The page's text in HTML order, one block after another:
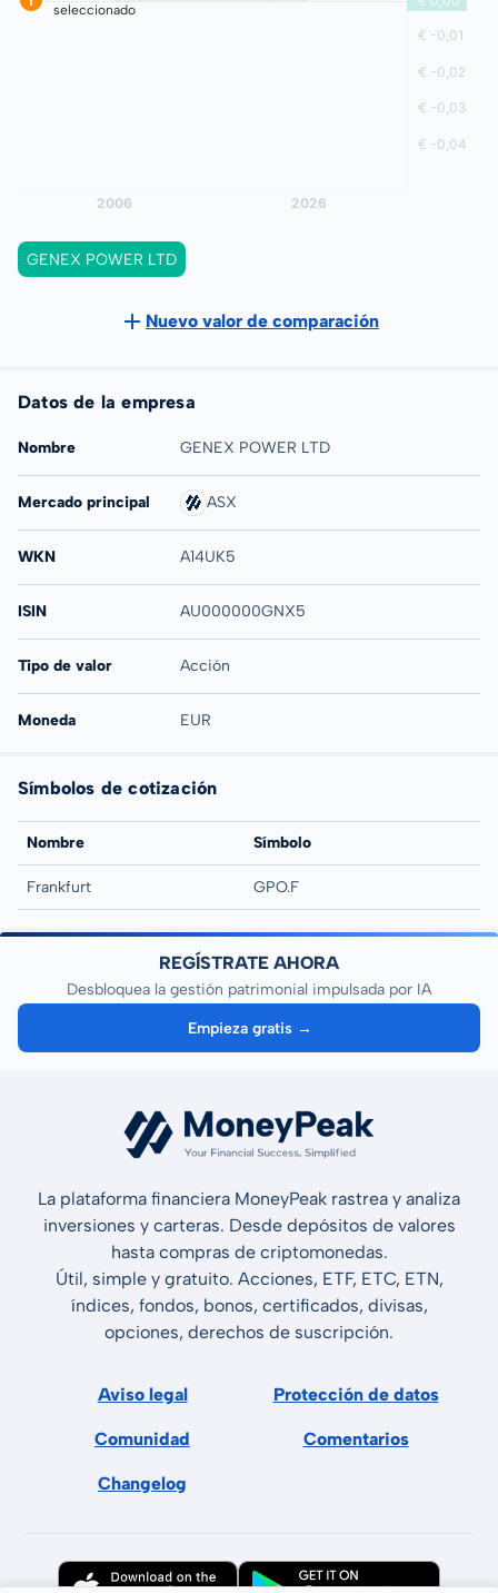
seleccionado
GENEX POWER LTD
Nuevo valor de comparación
Datos de la empresa
Nombre GENEX POWER LTD
Mercado principal ASX
WKN A14UK5
ISIN AU000000GNX5
Tipo de valor Acción
Moneda EUR
Símbolos de cotización
Nombre Símbolo
Frankfurt GPO.F
REGÍSTRATE AHORA
Desbloquea la gestión patrimonial impulsada por IA
Empieza gratis →
La plataforma financiera MoneyPeak rastrea y analiza
inversiones y carteras. Desde depósitos de valores
hasta compras de criptomonedas.
Útil, simple y gratuito. Acciones, ETF, ETC, ETN,
índices, fondos, bonos, certificados, divisas,
opciones, derechos de suscripción.
Aviso legal Protección de datos
Comunidad Comentarios
Changelog